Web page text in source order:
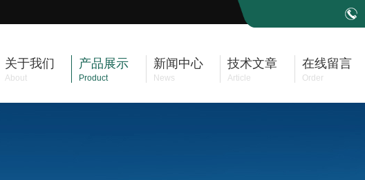
关于我们
About
产品展示
Product
新闻中心
News
技术文章
Article
在线留言
Order